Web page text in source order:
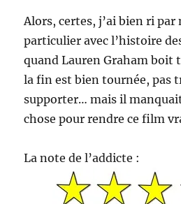
Alors, certes, j’ai bien ri
particulier avec l’histoire
quand Lauren Graham boit
la fin est bien tournée, pas
supporter… mais il
chose pour rendre ce film
La note de l’addicte :